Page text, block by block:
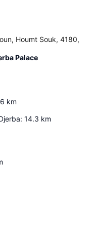
Houmt Souk, 4180,
Palace
6 km
: 14.3 km